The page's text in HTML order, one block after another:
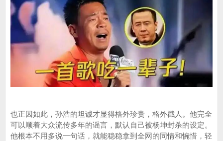
也正因如此，孙浩的坦诚才显得格外珍贵，格外戳人。他完全
可以顺着大众流传多年的谣言，默认自己被杨坤封杀的设定。
他根本不用多说一句话，就能稳稳拿到全网的同情和惋惜，轻